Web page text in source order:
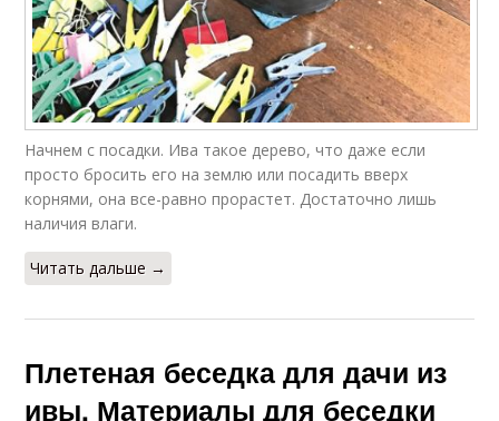
Начнем с посадки. Ива такое дерево, что даже если
просто бросить его на землю или посадить вверх
корнями, она все-равно прорастет. Достаточно лишь
наличия влаги.
Читать дальше →
Плетеная беседка для дачи из
ивы. Материалы для беседки